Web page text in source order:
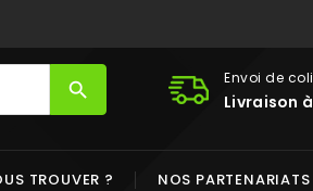
Envoi de
Livraison
search
TROUVER ? NOS PARTENARIATS